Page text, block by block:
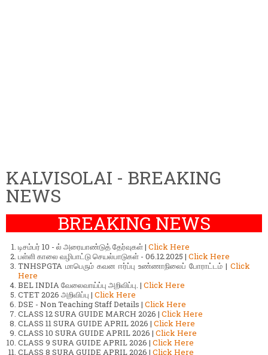
KALVISOLAI - BREAKING
NEWS
BREAKING NEWS
டிசம்பர் 10 - ல் அரையாண்டுத் தேர்வுகள் | Click Here
பள்ளி காலை வழிபாட்டு செயல்பாடுகள் - 06.12.2025 | Click Here
TNHSPGTA மாபெரும் கவன ஈர்ப்பு உண்ணாநிலைப் போராட்டம் | Click
Here
BEL INDIA வேலைவாய்ப்பு அறிவிப்பு. | Click Here
CTET 2026 அறிவிப்பு | Click Here
DSE - Non Teaching Staff Details | Click Here
CLASS 12 SURA GUIDE MARCH 2026 | Click Here
CLASS 11 SURA GUIDE APRIL 2026 | Click Here
CLASS 10 SURA GUIDE APRIL 2026 | Click Here
CLASS 9 SURA GUIDE APRIL 2026 | Click Here
CLASS 8 SURA GUIDE APRIL 2026 | Click Here